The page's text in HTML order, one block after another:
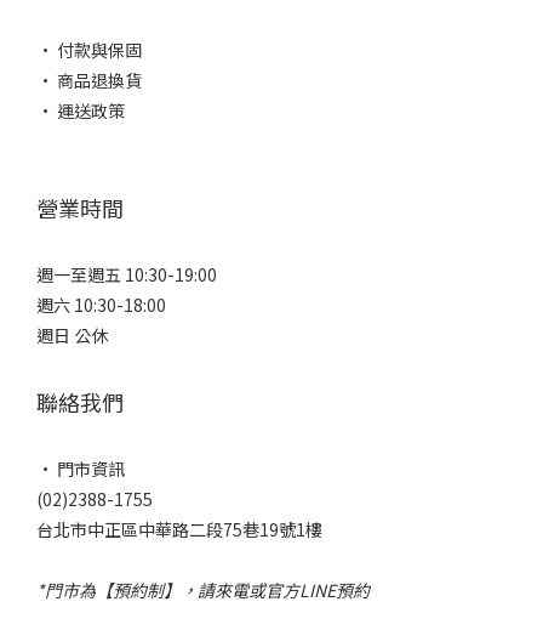
• 付款與保固
• 商品退換貨
• 運送政策
營業時間
週一至週五 10:30-19:00
週六 10:30-18:00
週日 公休
聯絡我們
• 門市資訊
(02)2388-1755
台北市中正區中華路二段75巷19號1樓
*門市為【預約制】，請來電或官方LINE預約